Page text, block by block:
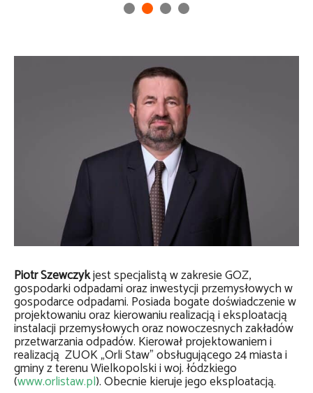
Piotr Szewczykjest specjalistą w zakresie GOZ,
gospodarki odpadami oraz inwestycji przemysłowych w
gospodarce odpadami. Posiada bogate doświadczenie w
projektowaniu oraz kierowaniu realizacją i eksploatacją
instalacji przemysłowych oraz nowoczesnych zakładów
przetwarzania odpadów. Kierował projektowaniem i
realizacją ZUOK „Orli Staw” obsługującego 24 miasta i
gminy z terenu Wielkopolski i woj. łódzkiego
(www.orlistaw.pl). Obecnie kieruje jego eksploatacją.